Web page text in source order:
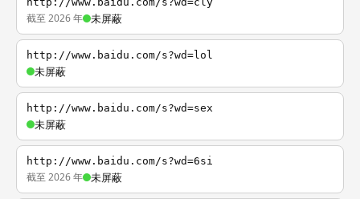
截至 2026 年 未屏蔽
http://www.baidu.com/s?wd=lol
未屏蔽
http://www.baidu.com/s?wd=sex
未屏蔽
http://www.baidu.com/s?wd=6si
截至 2026 年 未屏蔽